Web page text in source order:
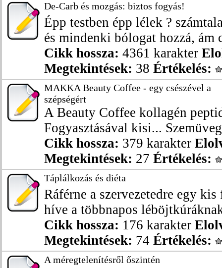
De-Carb és mozgás: biztos fogyás!
Épp testben épp lélek ?
és mindenki bólogat hozzá, ám
Cikk hossza: 4361 karakter
Megtekintések: 38 Értékelés:
MAKKA Beauty Coffee - egy csészével a
szépségért
A Beauty Coffee kollagén
Fogyasztásával kisi...
Cikk hossza: 379 karakter
Megtekintések: 27 Értékelés:
Táplálkozás és diéta
Ráférne a szervezetedre egy
híve a többnapos
Cikk hossza: 176 karakter
Megtekintések: 74 Értékelés:
A méregtelenítésről őszintén